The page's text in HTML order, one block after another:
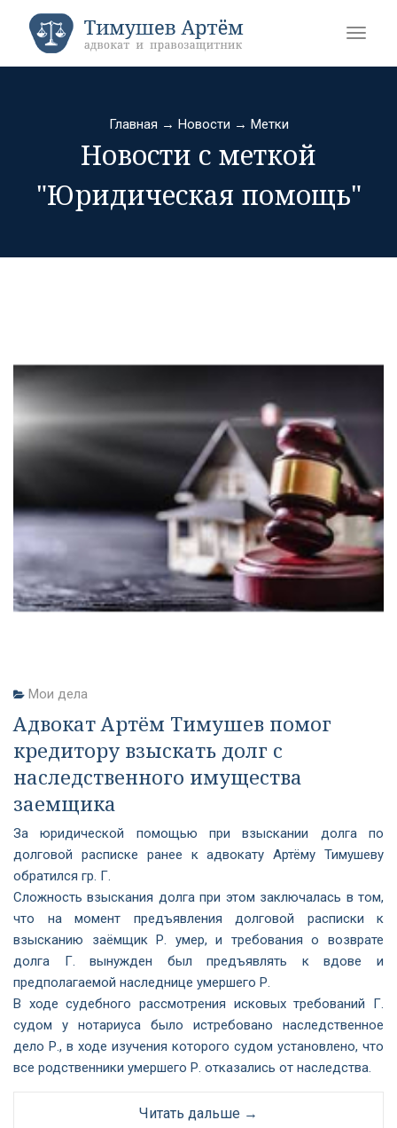
Главная → Новости → Метки
Новости с меткой
"Юридическая помощь"
Мои дела
Адвокат Артём Тимушев помог
кредитору взыскать долг с
наследственного имущества
заемщика
За юридической помощью при взыскании долга по
долговой расписке ранее к адвокату Артёму Тимушеву
обратился гр. Г.
Сложность взыскания долга при этом заключалась в том,
что на момент предъявления долговой расписки к
взысканию заёмщик Р. умер, и требования о возврате
долга Г. вынужден был предъявлять к вдове и
предполагаемой наследнице умершего Р.
В ходе судебного рассмотрения исковых требований Г.
судом у нотариуса было истребовано наследственное
дело Р., в ходе изучения которого судом установлено, что
все родственники умершего Р. отказались от наследства.
Читать дальше →